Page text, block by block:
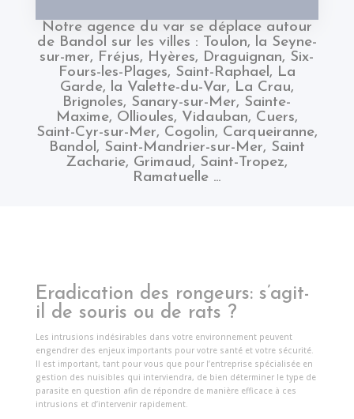
Notre agence du var se déplace autour
de Bandol sur les villes : Toulon, la Seyne-
sur-mer, Fréjus, Hyères, Draguignan, Six-
Fours-les-Plages, Saint-Raphael, La
Garde, la Valette-du-Var, La Crau,
Brignoles, Sanary-sur-Mer, Sainte-
Maxime, Ollioules, Vidauban, Cuers,
Saint-Cyr-sur-Mer, Cogolin, Carqueiranne,
Bandol, Saint-Mandrier-sur-Mer, Saint
Zacharie, Grimaud, Saint-Tropez,
Ramatuelle …
Eradication des rongeurs: s’agit-
il de souris ou de rats ?
Les intrusions indésirables dans votre environnement peuvent
engendrer des enjeux importants pour votre santé et votre sécurité.
Il est important, tant pour vous que pour l’entreprise spécialisée en
gestion des nuisibles qui interviendra, de bien déterminer le type de
parasite en question afin de répondre de manière efficace à ces
intrusions et d’intervenir rapidement.